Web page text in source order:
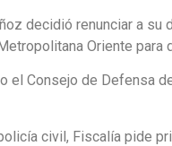
decidió renunciar a su
Oriente para
el Consejo de Defensa
civil, Fiscalía pide